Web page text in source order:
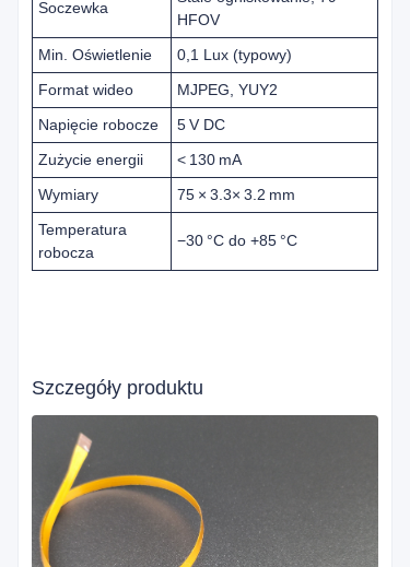
Soczewka
HFOV
Min. Oświetlenie
0,1 Lux (typowy)
Format wideo
MJPEG, YUY2
Napięcie robocze
5 V DC
Zużycie energii
< 130 mA
Wymiary
75 × 3.3× 3.2 mm
Temperatura
robocza
−30 °C do +85 °C
Szczegóły produktu